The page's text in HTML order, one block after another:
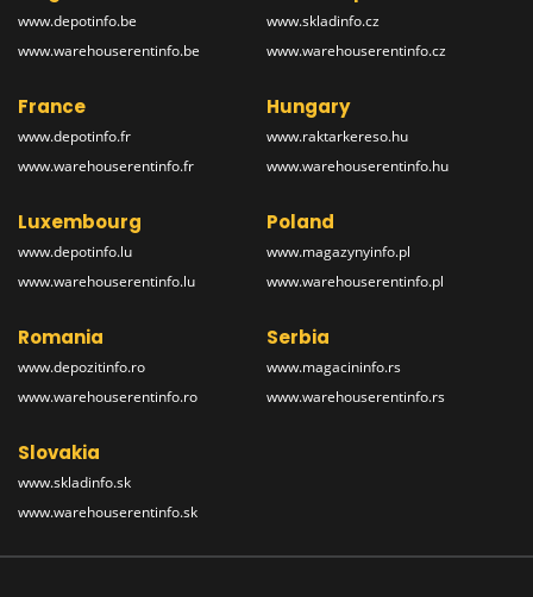
www.depotinfo.be
www.warehouserentinfo.be
www.skladinfo.cz
www.warehouserentinfo.cz
France
www.depotinfo.fr
www.warehouserentinfo.fr
Hungary
www.raktarkereso.hu
www.warehouserentinfo.hu
Luxembourg
www.depotinfo.lu
www.warehouserentinfo.lu
Poland
www.magazynyinfo.pl
www.warehouserentinfo.pl
Romania
www.depozitinfo.ro
www.warehouserentinfo.ro
Serbia
www.magacininfo.rs
www.warehouserentinfo.rs
Slovakia
www.skladinfo.sk
www.warehouserentinfo.sk